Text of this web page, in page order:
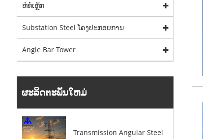
ຫໍທໍ່ເຫຼັກ
Substation Steel ໂຄງປະກອບການ
Angle Bar Tower
ຜະລິດຕະພັນໃຫມ່
Transmission Angular Steel